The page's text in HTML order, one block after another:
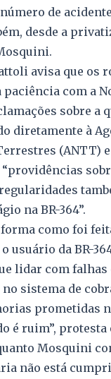
de
desde a
avisa que os
com a
sobre a
diretamente à
(ANTT)
na BR-364”.
forma como foi
usuário da BR-
lidar com
sistema de
prometidas
é ruim”, protesta
Mosquini
não está